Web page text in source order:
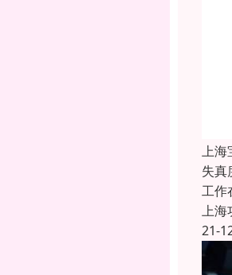
上海
失真
工作
上海
21-